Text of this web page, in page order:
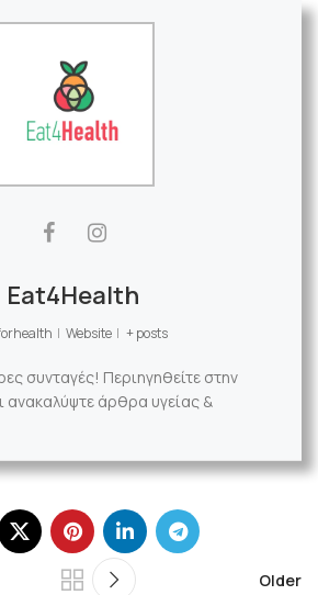
Eat4Health
| Website | + posts
συνταγές! Περιηγηθείτε στην
ανακαλύψτε άρθρα υγείας &
Older